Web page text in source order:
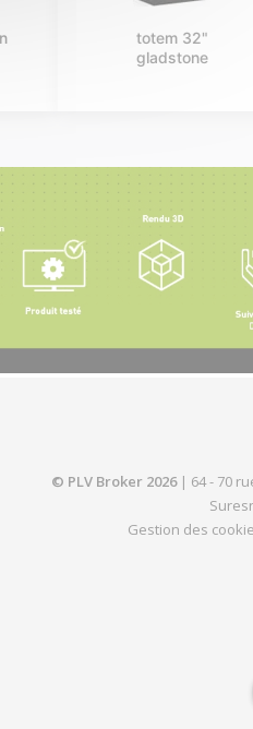
borne digitale 43"
© PLV Broker 2026| 64 - 70
Gestion des